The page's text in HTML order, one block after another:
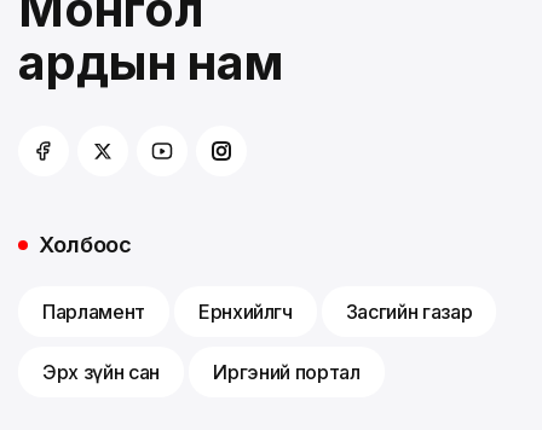
ардын нам
Холбоос
Парламент Ерөнхийлөгч Засгийн газар
Эрх зүйн сан Иргэний портал